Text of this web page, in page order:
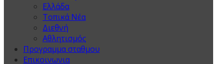
Ελλάδα
Τοπικά Νέα
Διεθνή
Αθλητισμός
Προγραμμα σταθμου
Επικοινωνια